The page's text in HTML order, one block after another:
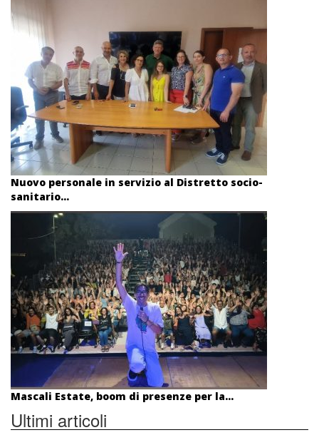
Nuovo personale in servizio al Distretto socio-
sanitario...
Mascali Estate, boom di presenze per la...
Ultimi articoli